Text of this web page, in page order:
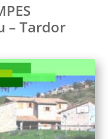
– Tardor